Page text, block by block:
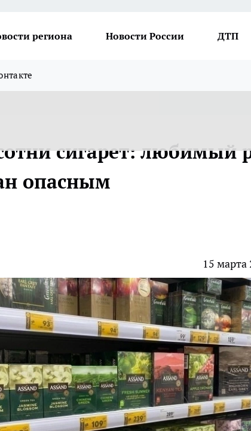
региона Новости России ДТП
сигарет: любимый
опасным
15 марта